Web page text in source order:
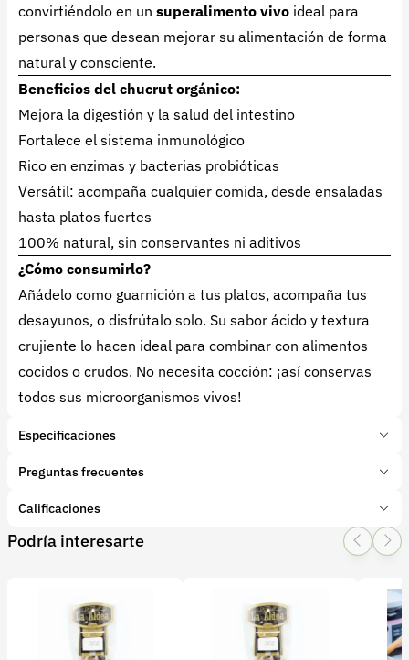
convirtiéndolo en un superalimento vivo ideal para
personas que desean mejorar su alimentación de forma
natural y consciente.
Beneficios del chucrut orgánico:
Mejora la digestión y la salud del intestino
Fortalece el sistema inmunológico
Rico en enzimas y bacterias probióticas
Versátil: acompaña cualquier comida, desde ensaladas
hasta platos fuertes
100% natural, sin conservantes ni aditivos
¿Cómo consumirlo?
Añádelo como guarnición a tus platos, acompaña tus
desayunos, o disfrútalo solo. Su sabor ácido y textura
crujiente lo hacen ideal para combinar con alimentos
cocidos o crudos. No necesita cocción: ¡así conservas
todos sus microorganismos vivos!
Especificaciones
Marca: El Canto de la Huerta
Tipo de producto:
Subcategoría:Conservas y pulpa de frutas
Preguntas frecuentes
¿Qué diferencia hay entre chucrut comercial y el
probióticos vivos. El industrial suele estar
pasteurizado y pierde sus beneficios.
Calificaciones
1 Star
2 Star
3 Star4 Star
Podría interesarte